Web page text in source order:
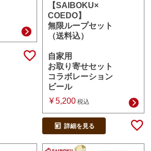
【SAIBOKU×
COEDO】
無限ループセット
（送料込）
自家用
お取り寄せセット
コラボレーション
ビール
¥5,200 税込
詳細を見る